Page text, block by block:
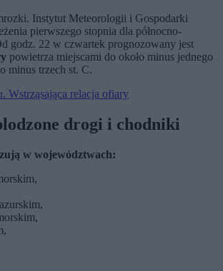
Instytut Meteorologii i Gospodarki
pierwszego stopnia dla północno-
godz. 22 w czwartek prognozowany jest
powietrza miejscami do około minus jednego
minus trzech st. C.
Wstrząsająca relacja ofiary
drogi i chodniki
w województwach: